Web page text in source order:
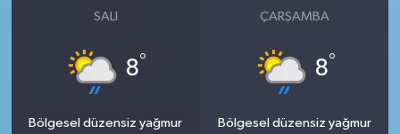
SALI
8°
Bölgesel düzensiz yağmur
ÇARŞAMBA
8°
Bölgesel düzensiz yağmur